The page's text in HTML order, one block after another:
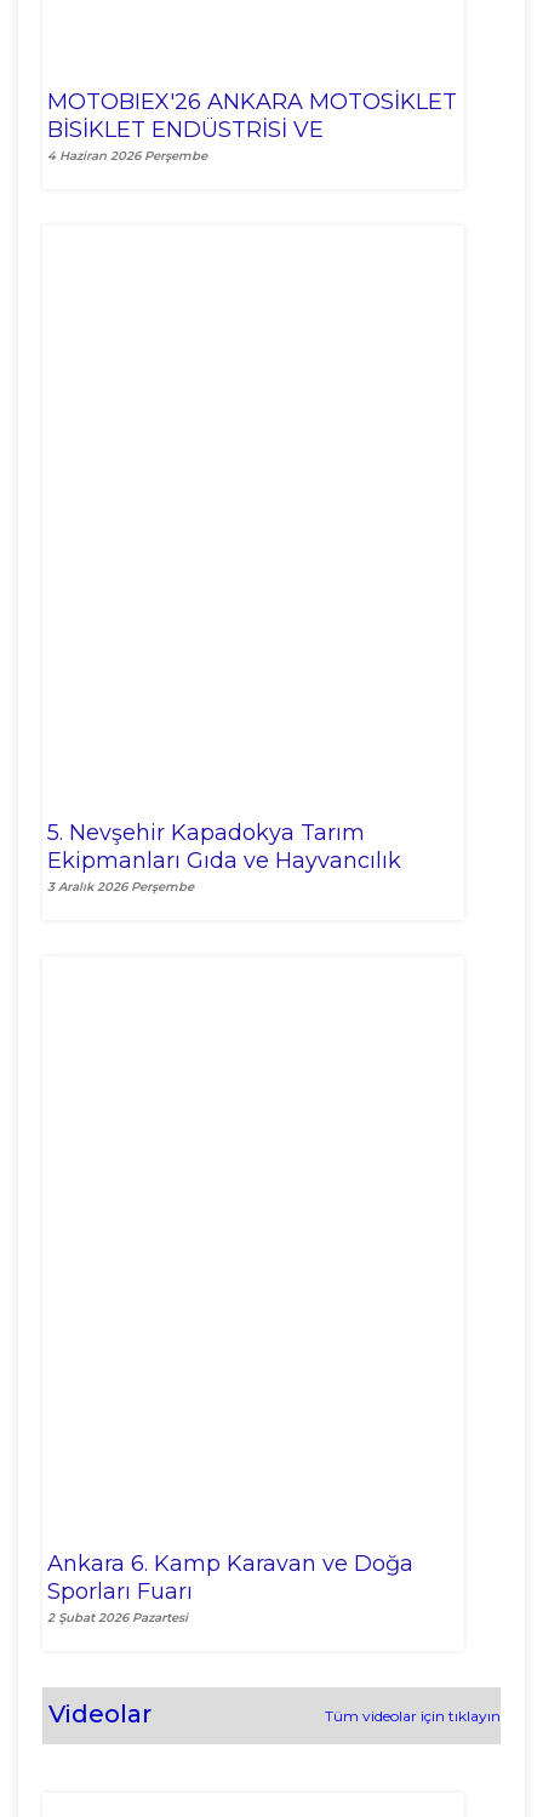
MOTOBIEX'26 ANKARA MOTOSİKLET
BİSİKLET ENDÜSTRİSİ VE
AKSESUARLARI FUARI
4 Haziran 2026 Perşembe
5. Nevşehir Kapadokya Tarım
Ekipmanları Gıda ve Hayvancılık
Fuarı
3 Aralık 2026 Perşembe
Ankara 6. Kamp Karavan ve Doğa
Sporları Fuarı
2 Şubat 2026 Pazartesi
Videolar Tüm videolar için tıklayın